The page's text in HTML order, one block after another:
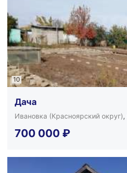
10
Дача
Ивановка (Красноярский округ),
700 000 ₽